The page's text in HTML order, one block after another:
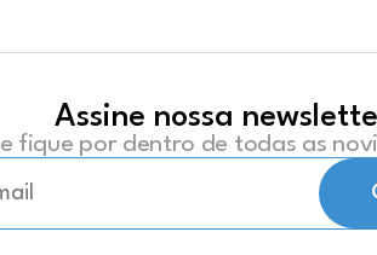
Assine nossa
e fique por dentro de todas as